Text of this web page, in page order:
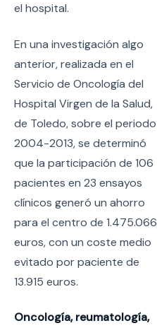
el hospital.
En una investigación algo
anterior, realizada en el
Servicio de Oncología del
Hospital Virgen de la Salud,
de Toledo, sobre el periodo
2004-2013, se determinó
que la participación de 106
pacientes en 23 ensayos
clínicos generó un ahorro
para el centro de 1.475.066
euros, con un coste medio
evitado por paciente de
13.915 euros.
Oncología, reumatología,